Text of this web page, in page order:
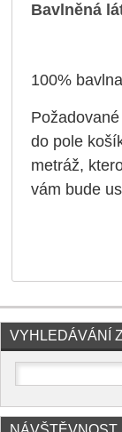
Bavlněná
100%
do pole
metráž,
vám bude
VYHLEDÁVÁNÍ